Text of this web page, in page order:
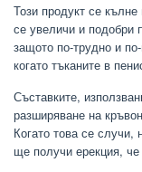
Този продукт се
се увеличи и подобри
защото по-трудно и
когато тъканите в
Съставките,
разширяване на
Когато това се
ще получи ерекция, че